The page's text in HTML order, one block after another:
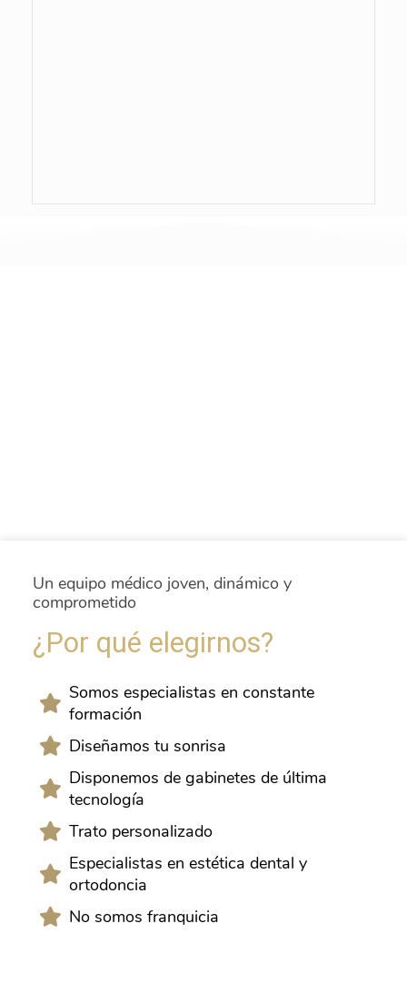
Un equipo médico joven, dinámico y
comprometido
¿Por qué elegirnos?
Somos especialistas en constante
formación
Diseñamos tu sonrisa
Disponemos de gabinetes de última
tecnología
Trato personalizado
Especialistas en estética dental y
ortodoncia
No somos franquicia